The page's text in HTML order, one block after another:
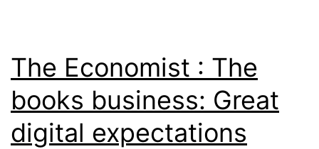
The Economist : The
books business: Great
digital expectations